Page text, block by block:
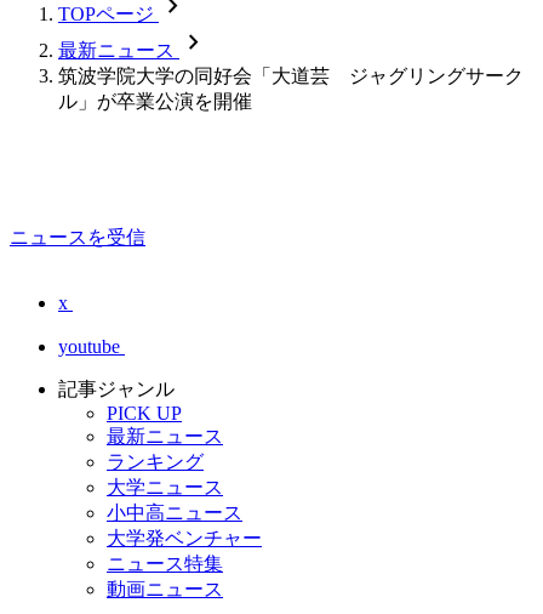
TOPページ
最新ニュース chevron_forward
筑波学院大学の同好会「大道芸 ジャグリングサーク
ル」が卒業公演を開催
ニュースを受信
x
youtube
記事ジャンル
PICK UP
最新ニュース
ランキング
大学ニュース
小中高ニュース
大学発ベンチャー
ニュース特集
動画ニュース